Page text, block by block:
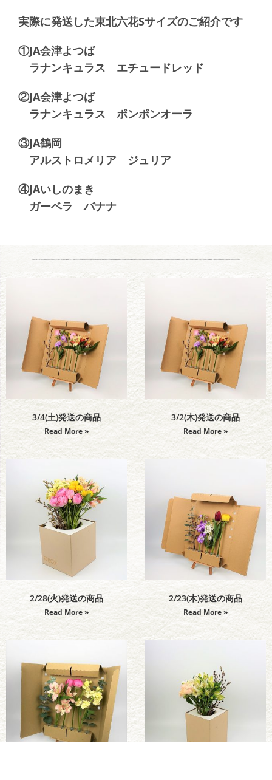
実際に発送した東北六花Sサイズのご紹介です
①JA会津よつば
ラナンキュラス エチュードレッド
②JA会津よつば
ラナンキュラス ポンポンオーラ
③JA鶴岡
アルストロメリア ジュリア
④JAいしのまき
ガーベラ バナナ
3/4(土)発送の商品
Read More »
3/2(木)発送の商品
Read More »
2/28(火)発送の商品
Read More »
2/23(木)発送の商品
Read More »